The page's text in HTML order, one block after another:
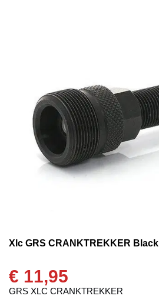
Xlc GRS CRANKTREKKER Black
€ 11,95
GRS XLC CRANKTREKKER